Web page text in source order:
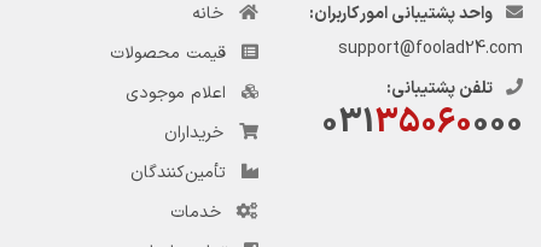
واحد پشتیبانی امور کاربران:
support@foolad24.com
تلفن پشتیبانی:
03135060000
خانه
قیمت محصولات
اعلام موجودی
خریداران
تأمین‌کنندگان
خدمات